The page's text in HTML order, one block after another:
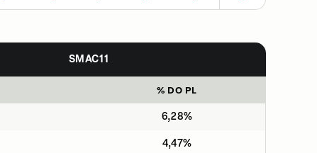
SMAC11
% DO PL
6,28%
4,47%